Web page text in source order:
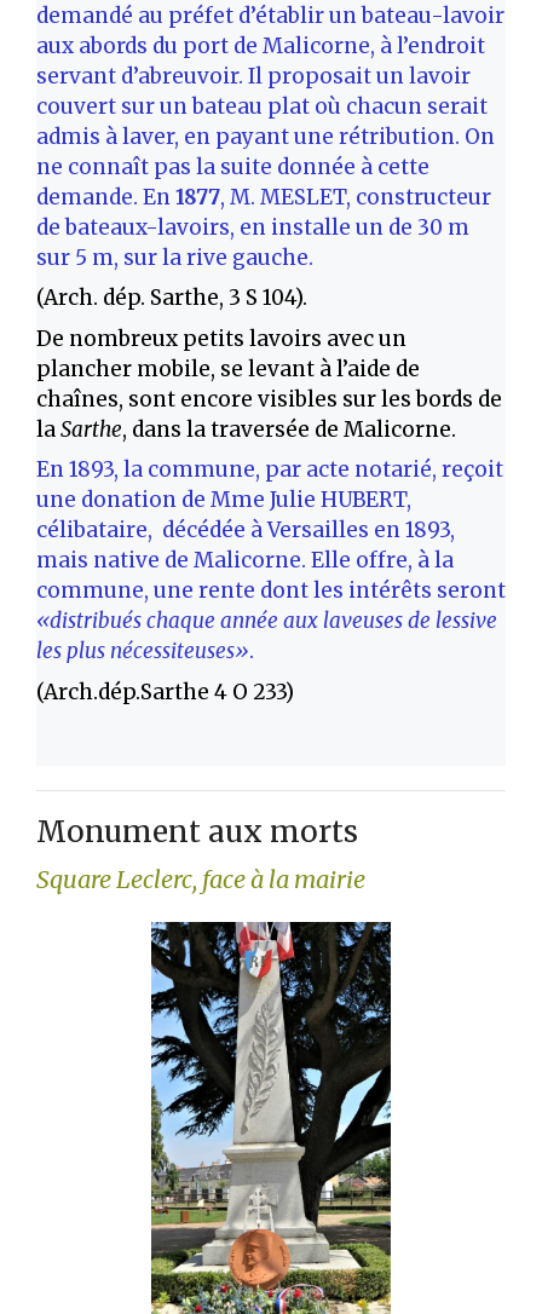
demandé au préfet d’établir un bateau-lavoir
aux abords du port de Malicorne, à l’endroit
servant d’abreuvoir. Il proposait un lavoir
couvert sur un bateau plat où chacun serait
admis à laver, en payant une rétribution. On
ne connaît pas la suite donnée à cette
demande. En1877, M. MESLET, constructeur
de bateaux-lavoirs, en installe un de 30 m
sur 5 m, sur la rive gauche.
(Arch. dép. Sarthe, 3 S 104).
De nombreux petits lavoirs avec un
plancher mobile, se levant à l’aide de
chaînes, sont encore visibles sur les bords de
laSarthe, dans la traversée de Malicorne.
En 1893, la commune, par acte notarié, reçoit
une donation de Mme Julie HUBERT,
célibataire, décédée à Versailles en 1893,
mais native de Malicorne. Elle offre, à la
commune, une rente dont les intérêts seront
«distribués chaque année aux laveuses de lessive
les plus nécessiteuses».
(Arch.dép.Sarthe 4 O 233)
Monument aux morts
Square Leclerc, face à la mairie